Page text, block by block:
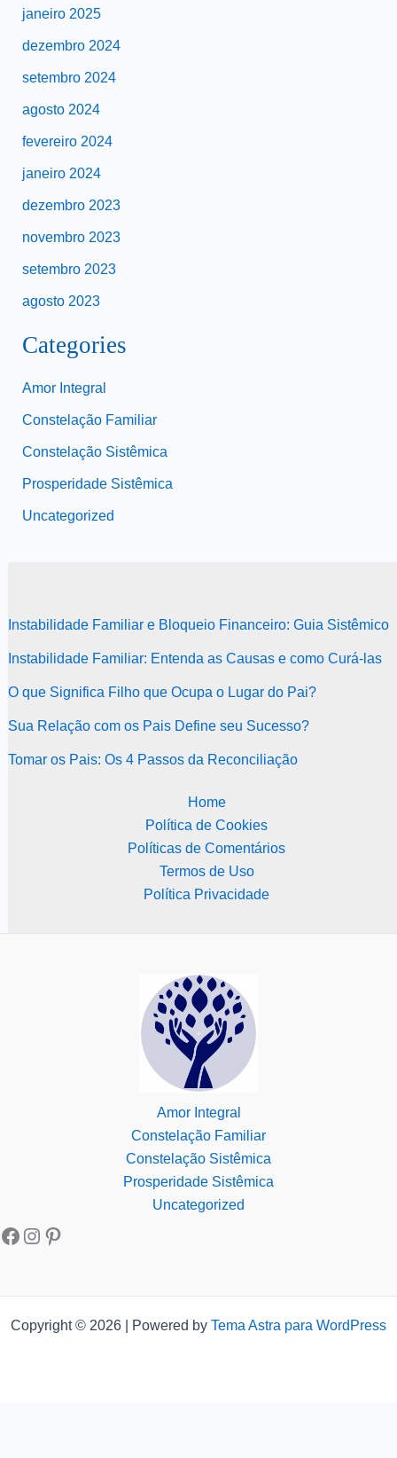
janeiro 2025
dezembro 2024
setembro 2024
agosto 2024
fevereiro 2024
janeiro 2024
dezembro 2023
novembro 2023
setembro 2023
agosto 2023
Categories
Amor Integral
Constelação Familiar
Constelação Sistêmica
Prosperidade Sistêmica
Uncategorized
Instabilidade Familiar e Bloqueio Financeiro: Guia Sistêmico
Instabilidade Familiar: Entenda as Causas e como Curá-las
O que Significa Filho que Ocupa o Lugar do Pai?
Sua Relação com os Pais Define seu Sucesso?
Tomar os Pais: Os 4 Passos da Reconciliação
Home
Política de Cookies
Políticas de Comentários
Termos de Uso
Política Privacidade
Amor Integral
Constelação Familiar
Constelação Sistêmica
Prosperidade Sistêmica
Uncategorized
Copyright © 2026 | Powered by Tema Astra para WordPress